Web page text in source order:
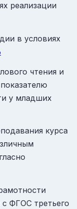
реализации
в условиях
чтения и
у младших
курса
ФГОС третьего